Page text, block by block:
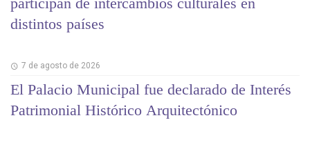
distintos países
7 de agosto de 2026
El Palacio Municipal fue declarado de Interés
Patrimonial Histórico Arquitectónico